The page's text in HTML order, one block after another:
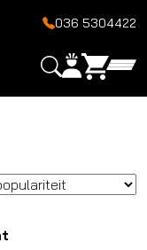
036 5304422